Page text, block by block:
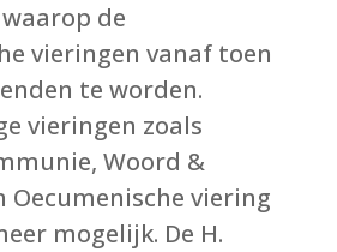
de
vieringen vanaf toen
te worden.
vieringen zoals
Woord &
Oecumenische viering
mogelijk. De H.